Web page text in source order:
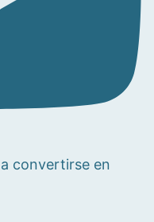
convertirse en